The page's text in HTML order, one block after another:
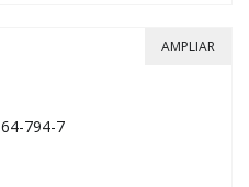
794-7
AMPLIAR